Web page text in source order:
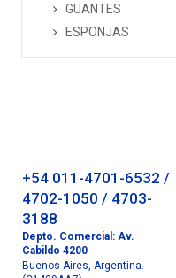
GUANTES
ESPONJAS
+54 011-4701-6532 /
4702-1050 / 4703-
3188
Depto. Comercial: Av.
Cabildo 4200
Buenos Aires, Argentina.